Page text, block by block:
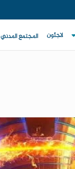
لاجئون المجتمع المدني